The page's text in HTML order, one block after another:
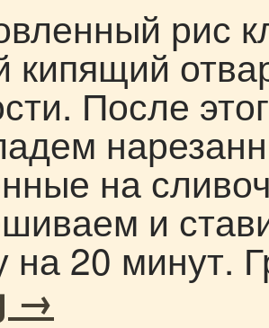
рис
кипящий
После
на
и
на 20
→